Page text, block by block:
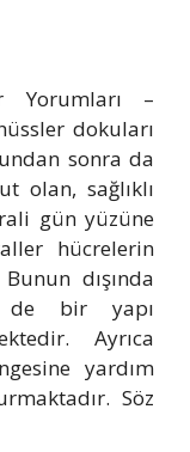
Yorumları –
dokuları
sonra da
olan, sağlıklı
gün yüzüne
hücrelerin
dışında
de bir yapı
Ayrıca
yardım
Söz